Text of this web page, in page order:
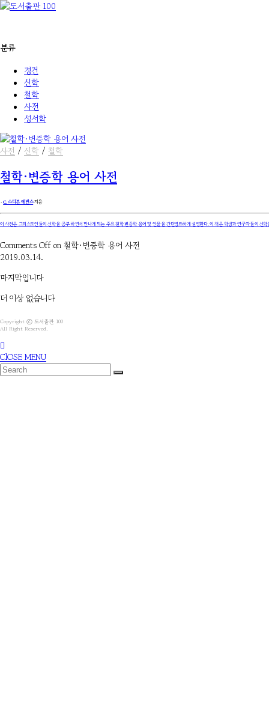
분류
경건
신학
철학
사전
성서학
사전 / 신학 / 철학
철학·변증학 용어 사전
۰C. 스티븐 에반스지음
이 사전은 그리스도인들이 신학을 공부하면서 만나게 되는 주요 철학·변증학 용어 및 인물을 간단명료하게 설명한다. 이 책은 학생과 연구자들이
Comments Off on 철학·변증학 용어 사전
2019.03.14.
마지막입니다
더 이상 없습니다
Copyright ⓒ 도서출판 100
All Right Reserved.
ClOSE MENU